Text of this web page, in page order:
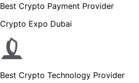
Best Crypto Payment Provider
Crypto Expo Dubai
Best Crypto Technology Provider